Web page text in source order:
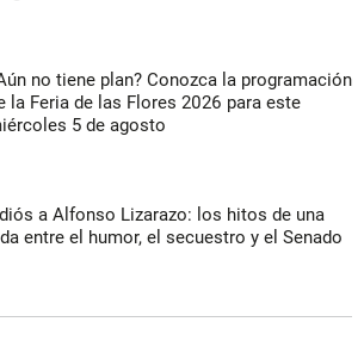
no tiene plan? Conozca la programación
la Feria de las Flores 2026 para este
5 de agosto
a Alfonso Lizarazo: los hitos de una
entre el humor, el secuestro y el Senado